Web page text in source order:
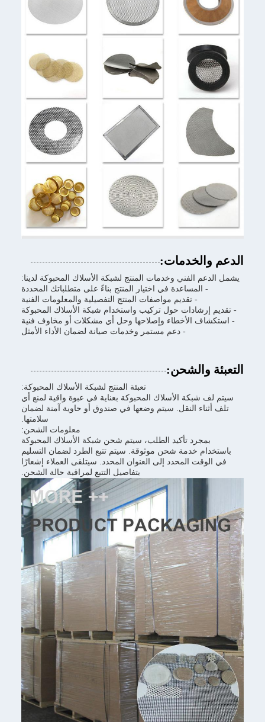
الدعم والخدمات:
يشمل الدعم الفني وخدمات المنتج لشبكة الأسلاك المحبوكة لدينا:
- المساعدة في اختيار المنتج بناءً على متطلباتك المحددة
- تقديم مواصفات المنتج التفصيلية والمعلومات الفنية
- تقديم إرشادات حول تركيب واستخدام شبكة الأسلاك المحبوكة
- استكشاف الأخطاء وإصلاحها وحل أي مشكلات أو مخاوف فنية
- دعم مستمر وخدمات صيانة لضمان الأداء الأمثل
التعبئة والشحن:
تعبئة المنتج لشبكة الأسلاك المحبوكة:
سيتم لف شبكة الأسلاك المحبوكة بعناية في عبوة واقية لمنع أي
تلف أثناء النقل. سيتم وضعها في صندوق أو حاوية آمنة لضمان
سلامتها.
معلومات الشحن:
بمجرد تأكيد الطلب، سيتم شحن شبكة الأسلاك المحبوكة
باستخدام خدمة شحن موثوقة. سيتم تتبع الطرد لضمان التسليم
في الوقت المحدد إلى العنوان المحدد. سيتلقى العملاء إشعارًا
بتفاصيل التتبع لمراقبة حالة الشحن.